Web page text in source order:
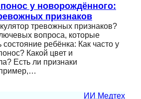
у новорождённого:
признаков
тревожных признаков?
вопроса, которые
ребёнка: Как часто у
Какой цвет и
Есть ли признаки
ИИ Медтех